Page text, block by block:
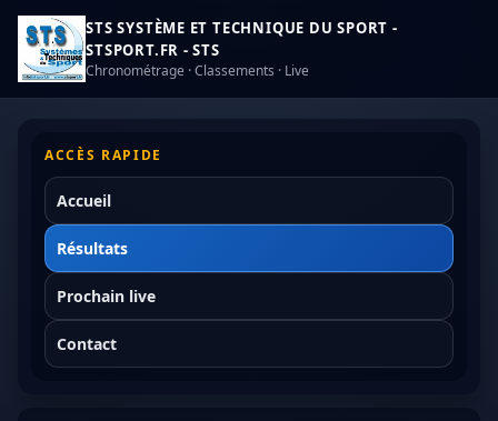
STS SYSTÈME ET TECHNIQUE DU SPORT -
STSPORT.FR - STS
Chronométrage · Classements · Live
ACCÈS RAPIDE
Accueil
Résultats
Prochain live
Contact